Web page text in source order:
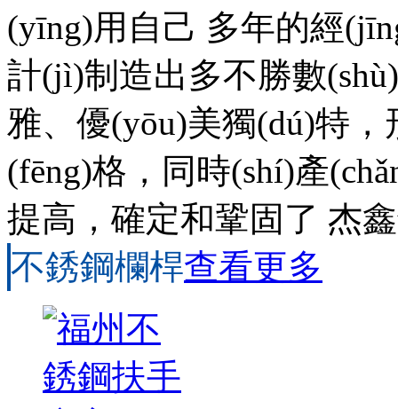
(yīng)用自己 多年的經
計(jì)制造出多不勝數(shù)
雅、優(yōu)美獨(dú)特
(fēng)格，同時(shí)產
提高，確定和鞏固了 杰
不銹鋼欄桿查看更多